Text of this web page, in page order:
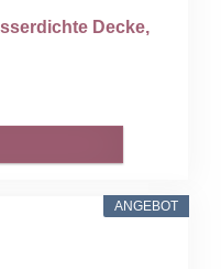
Decke,
ANGEBOT